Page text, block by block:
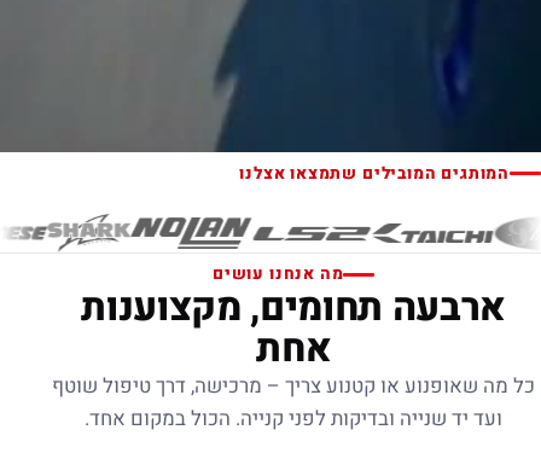
המותגים המובילים שתמצאו אצלנו
מה אנחנו עושים
ארבעה תחומים, מקצוענות
אחת
כל מה שאופנוע או קטנוע צריך – מרכישה, דרך טיפול שוטף
ועד יד שנייה ובדיקות לפני קנייה. הכול במקום אחד.